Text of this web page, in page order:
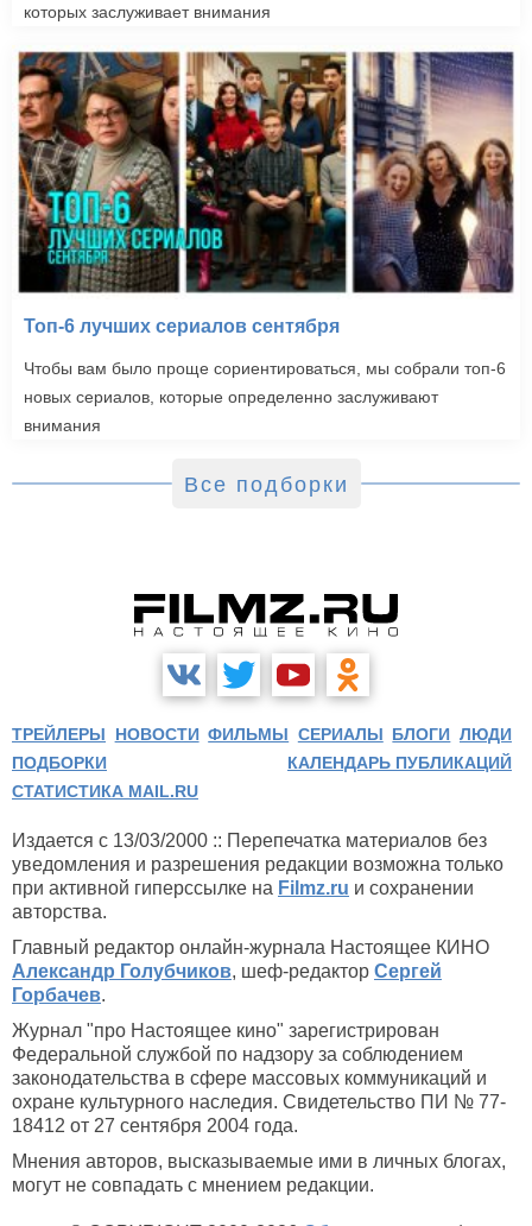
которых заслуживает внимания
Топ-6 лучших сериалов сентября
Чтобы вам было проще сориентироваться, мы собрали топ-6
новых сериалов, которые определенно заслуживают
внимания
Все подборки
ТРЕЙЛЕРЫ НОВОСТИ ФИЛЬМЫ СЕРИАЛЫ БЛОГИ ЛЮДИ
ПОДБОРКИ
КАЛЕНДАРЬ ПУБЛИКАЦИЙ
СТАТИСТИКА MAIL.RU
Издается с 13/03/2000 :: Перепечатка материалов без
уведомления и разрешения редакции возможна только
при активной гиперссылке на Filmz.ru и сохранении
авторства.
Главный редактор онлайн-журнала Настоящее КИНО
Александр Голубчиков, шеф-редактор Сергей
Горбачев.
Журнал "про Настоящее кино" зарегистрирован
Федеральной службой по надзору за соблюдением
законодательства в сфере массовых коммуникаций и
охране культурного наследия. Свидетельство ПИ № 77-
18412 от 27 сентября 2004 года.
Мнения авторов, высказываемые ими в личных блогах,
могут не совпадать с мнением редакции.